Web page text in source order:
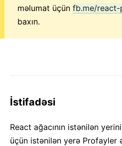
məlumat üçün fb.me/
baxın.
İstifadəsi
React ağacının istənilən
üçün istənilən yerə Profayler
Kontekst
Xəta Sərhədləri
Ref-lərin Yönləndirilməsi
Dərindən JSX
Performansın
Portallar
Profayler